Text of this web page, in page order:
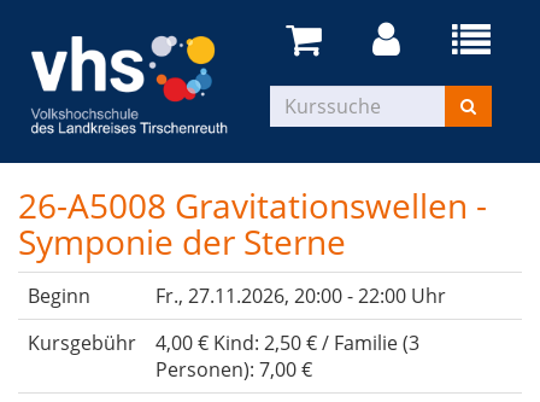
26-A5008 Gravitationswellen -
Symponie der Sterne
Beginn Fr., 27.11.2026, 20:00 - 22:00 Uhr
Kursgebühr
4,00 € Kind: 2,50 € / Familie (3
Personen): 7,00 €